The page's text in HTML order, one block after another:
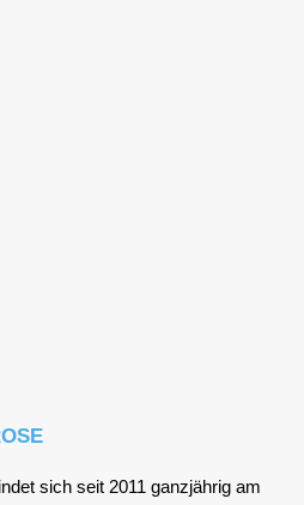
sich seit 2011 ganz­jäh­rig am